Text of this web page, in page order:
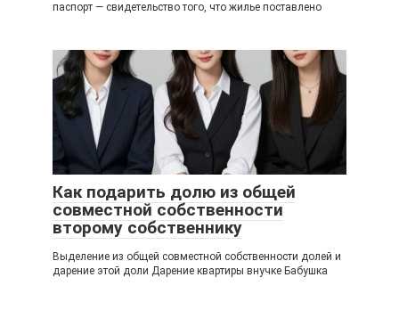
паспорт — свидетельство того, что жилье поставлено
Как подарить долю из общей
совместной собственности
второму собственнику
Выделение из общей совместной собственности долей и
дарение этой доли Дарение квартиры внучке Бабушка